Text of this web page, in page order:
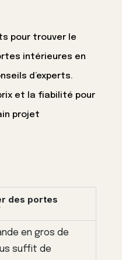
pour trouver le
intérieures en
d’experts.
et la fiabilité pour
projet
des portes
en gros de
suffit de